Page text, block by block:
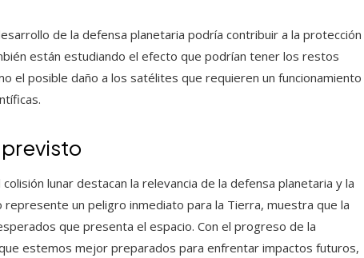
de la defensa planetaria podría contribuir a la protección
están estudiando el efecto que podrían tener los restos
el posible daño a los satélites que requieren un funcionamiento
lunar destacan la relevancia de la defensa planetaria y la
represente un peligro inmediato para la Tierra, muestra que la
que presenta el espacio. Con el progreso de la
estemos mejor preparados para enfrentar impactos futuros,